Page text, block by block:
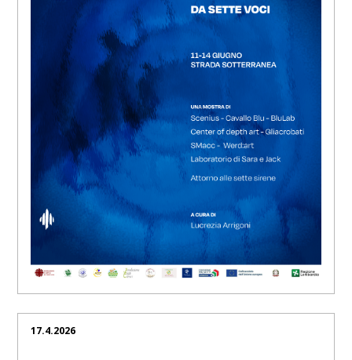
17.4.2026